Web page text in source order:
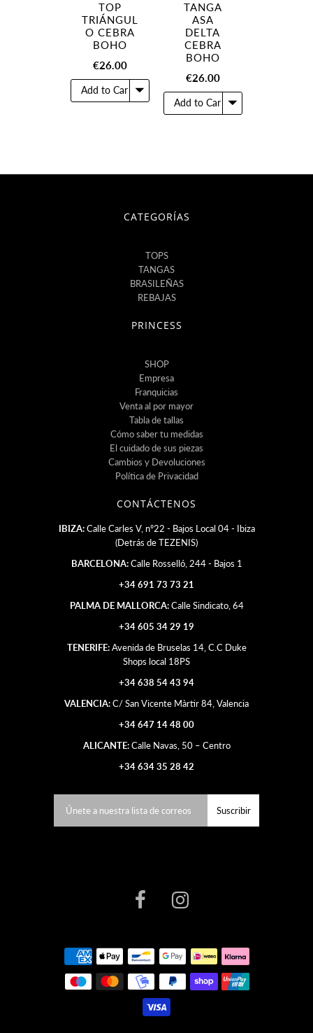
TOP
TRIÁNGUL
O CEBRA
BOHO
€26.00
TANGA
ASA
DELTA
CEBRA
BOHO
€26.00
CATEGORÍAS
TOPS
TANGAS
BRASILEÑAS
REBAJAS
PRINCESS
SHOP
Empresa
Franquicias
Venta al por mayor
Tabla de tallas
Cómo saber tu medidas
El cuidado de sus piezas
Cambios y Devoluciones
Política de Privacidad
CONTÁCTENOS
IBIZA:Calle Carles V, nº22 - Bajos Local 04 - Ibiza
(Detrás de TEZENIS)
BARCELONA:Calle Rosselló, 244 - Bajos 1
+34 691 73 73 21
PALMA DE MALLORCA:Calle Sindicato, 64
+34 605 34 29 19
TENERIFE:Avenida de Bruselas 14, C.C Duke
Shops local 18PS
+34 638 54 43 94
VALENCIA:C/ San Vicente Màrtir 84, Valencia
+34 647 14 48 00
ALICANTE:Calle Navas, 50 – Centro
+34 634 35 28 42